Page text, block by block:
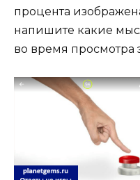
процента
напишите какие
во время просмотра